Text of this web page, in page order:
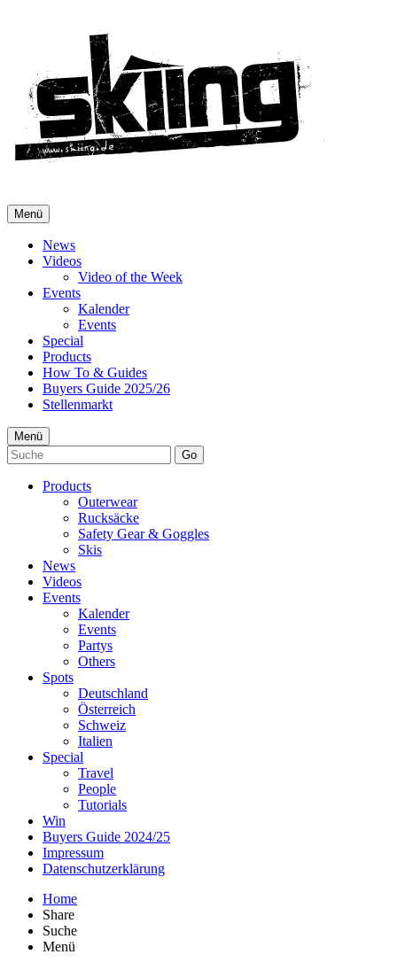
Menü
News
Videos
Video of the Week
Events
Kalender
Events
Special
Products
How To & Guides
Buyers Guide 2025/26
Stellenmarkt
Menü
Go
Products
Outerwear
Rucksäcke
Safety Gear & Goggles
Skis
News
Videos
Events
Kalender
Events
Partys
Others
Spots
Deutschland
Österreich
Schweiz
Italien
Special
Travel
People
Tutorials
Win
Buyers Guide 2024/25
Impressum
Datenschutzerklärung
Home
Share
Suche
Menü